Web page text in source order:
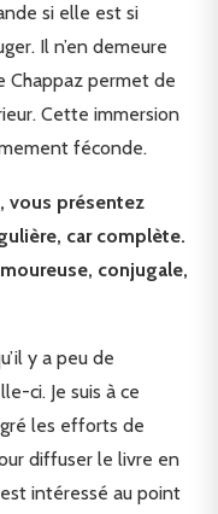
si elle est si
Il n’en demeure
Chappaz permet de
Cette immersion
féconde.
vous présentez
car complète.
conjugale,
y a peu de
ci. Je suis à ce
les efforts de
diffuser le livre en
est intéressé au point